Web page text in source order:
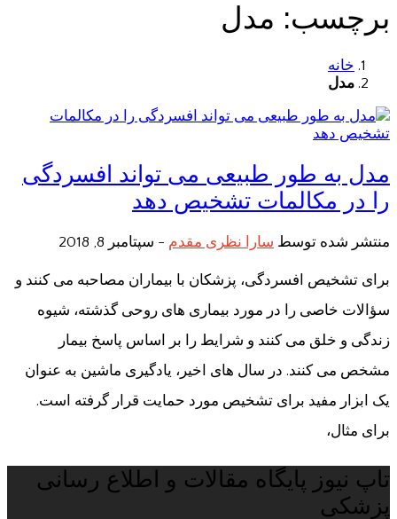
برچسب: مدل
خانه
مدل
مدل به طور طبیعی می تواند افسردگی
را در مکالمات تشخیص دهد
منتشر شده توسط سارا نظری مقدم - سپتامبر 8, 2018
برای تشخیص افسردگی، پزشکان با بیماران مصاحبه می کنند و
سؤالات خاصی را در مورد بیماری های روحی گذشته، شیوه
زندگی و خلق می کنند و شرایط را بر اساس پاسخ بیمار
مشخص می کنند. در سال های اخیر، یادگیری ماشین به عنوان
یک ابزار مفید برای تشخیص مورد حمایت قرار گرفته است.
برای مثال،
تاپ نیوز پایگاه مقالات و اطلاع رسانی
پزشکی